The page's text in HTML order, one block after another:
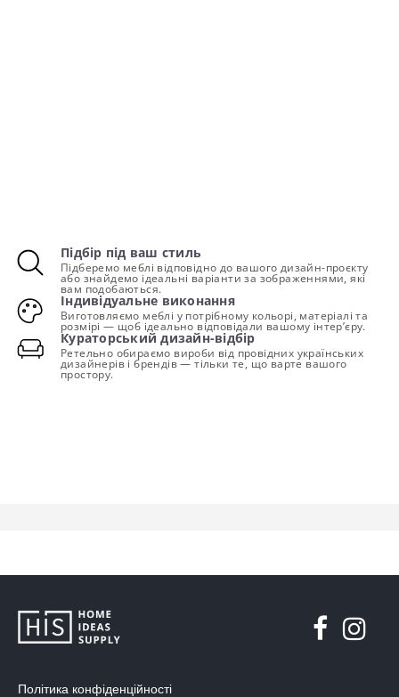
Підбір під ваш стиль
Підберемо меблі відповідно до вашого дизайн-проєкту
або знайдемо ідеальні варіанти за зображеннями, які
вам подобаються.
Індивідуальне виконання
Виготовляємо меблі у потрібному кольорі, матеріалі та
розмірі — щоб ідеально відповідали вашому інтер’єру.
Кураторський дизайн-відбір
Ретельно обираємо вироби від провідних українських
дизайнерів і брендів — тільки те, що варте вашого
простору.
Політика конфіденційності